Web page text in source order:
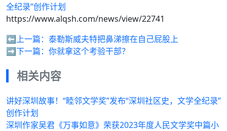
全纪录”创作计划
https://www.alqsh.com/news/view/22741
⬅️上一篇： 泰勒斯威夫特把鼻涕擦在自己屁股上
➡️下一篇： 你就拿这个考验干部？
相关内容
讲好深圳故事！“睦邻文学奖”发布“深圳社区史，文学全纪录”
创作计划
深圳作家吴君《万事如意》荣获2023年度人民文学奖中篇小